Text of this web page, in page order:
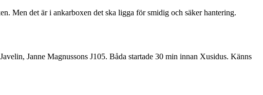
Men det är i ankarboxen det ska ligga för smidig och säker hantering.
Janne Magnussons J105. Båda startade 30 min innan Xusidus. Känns